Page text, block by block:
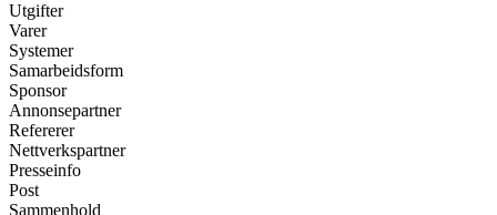
Utgifter
Varer
Systemer
Samarbeidsform
Sponsor
Annonsepartner
Refererer
Nettverkspartner
Presseinfo
Post
Sammenhold